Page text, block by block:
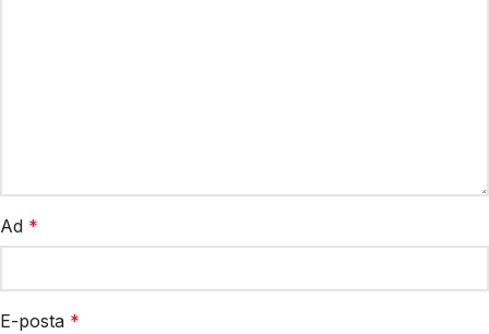
Ad *
E-posta *